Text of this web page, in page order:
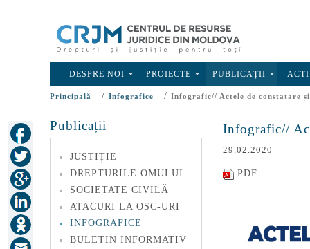
DESPRE NOI PROIECTE PUBLICAȚII
Principală / Infografice / Infografic// Actele de constatare
Publicații
JUSTIȚIE
DREPTURILE OMULUI
SOCIETATE CIVILĂ
ATACURI LA OSC-URI
INFOGRAFICE
BULETIN INFORMATIV
Infografic//
29.02.2020
PDF